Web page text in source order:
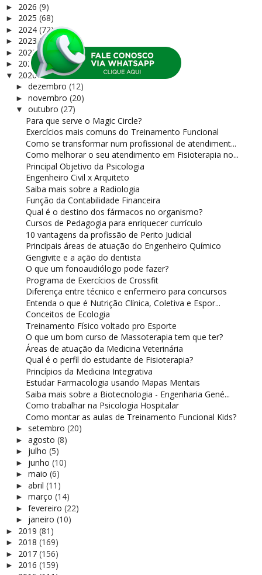
► 2026 (9)
► 2025 (68)
► 2024 (72)
► 2023(75)
► 2022(37)
► 2021(122)
▼ 2020(165)
► dezembro (12)
► novembro (20)
▼ outubro (27)
Para que serve o Magic Circle?
Exercícios mais comuns do Treinamento Funcional
Como se transformar num profissional de atendiment...
Como melhorar o seu atendimento em Fisioterapia no...
Principal Objetivo da Psicologia
Engenheiro Civil x Arquiteto
Saiba mais sobre a Radiologia
Função da Contabilidade Financeira
Qual é o destino dos fármacos no organismo?
Cursos de Pedagogia para enriquecer currículo
10 vantagens da profissão de Perito Judicial
Principais áreas de atuação do Engenheiro Químico
Gengivite e a ação do dentista
O que um fonoaudiólogo pode fazer?
Programa de Exercícios de Crossfit
Diferença entre técnico e enfermeiro para concursos
Entenda o que é Nutrição Clínica, Coletiva e Espor...
Conceitos de Ecologia
Treinamento Físico voltado pro Esporte
O que um bom curso de Massoterapia tem que ter?
Áreas de atuação da Medicina Veterinária
Qual é o perfil do estudante de Fisioterapia?
Princípios da Medicina Integrativa
Estudar Farmacologia usando Mapas Mentais
Saiba mais sobre a Biotecnologia - Engenharia Gené...
Como trabalhar na Psicologia Hospitalar
Como montar as aulas de Treinamento Funcional Kids?
► setembro (20)
► agosto (8)
► julho (5)
► junho (10)
► maio (6)
► abril (11)
► março (14)
► fevereiro (22)
► janeiro (10)
► 2019 (81)
► 2018 (169)
► 2017 (156)
► 2016 (159)